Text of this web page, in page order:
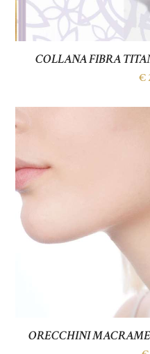
COLLANA FIBRA
€
ORECCHINI